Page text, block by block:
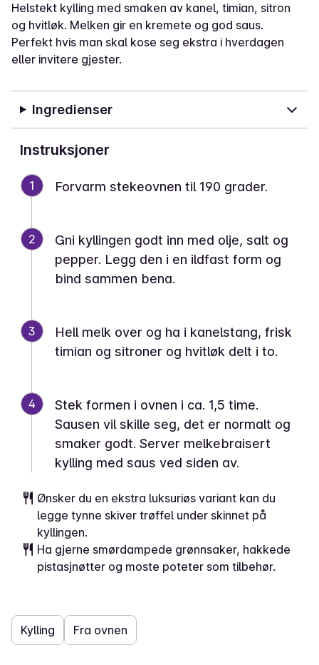
Helstekt kylling med smaken av kanel, timian, sitron
og hvitløk. Melken gir en kremete og god saus.
Perfekt hvis man skal kose seg ekstra i hverdagen
eller invitere gjester.
Ingredienser
Instruksjoner
1 Forvarm stekeovnen til 190 grader.
2
Gni kyllingen godt inn med olje, salt og
pepper. Legg den i en ildfast form og
bind sammen bena.
3
Hell melk over og ha i kanelstang, frisk
timian og sitroner og hvitløk delt i to.
4
Stek formen i ovnen i ca. 1,5 time.
Sausen vil skille seg, det er normalt og
smaker godt. Server melkebraisert
kylling med saus ved siden av.
Ønsker du en ekstra luksuriøs variant kan du
legge tynne skiver trøffel under skinnet på
kyllingen.
Ha gjerne smørdampede grønnsaker, hakkede
pistasjnøtter og moste poteter som tilbehør.
Kylling Fra ovnen